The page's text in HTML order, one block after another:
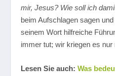
mir, Jesus? Wie soll ich
beim Aufschlagen sagen
seinem Wort hilfreiche
immer tut; wir kriegen es
Lesen Sie auch:Was